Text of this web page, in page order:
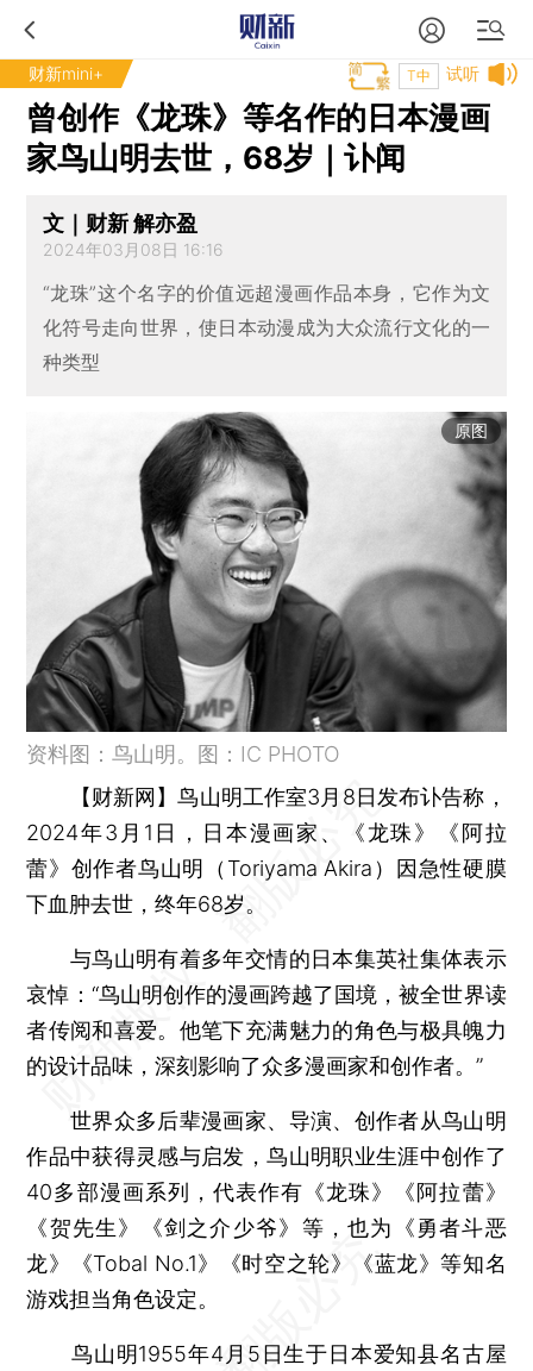
财新mini+ 试听
T中
曾创作《龙珠》等名作的日本漫画
家鸟山明去世，68岁｜讣闻
文｜财新 解亦盈
2024年03月08日 16:16
“龙珠”这个名字的价值远超漫画作品本身，它作为文
化符号走向世界，使日本动漫成为大众流行文化的一
种类型
原图
资料图：鸟山明。图：IC PHOTO
【财新网】鸟山明工作室3月8日发布讣告称，
2024年3月1日，日本漫画家、《龙珠》《阿拉
蕾》创作者鸟山明（Toriyama Akira）因急性硬膜
下血肿去世，终年68岁。
与鸟山明有着多年交情的日本集英社集体表示
哀悼：“鸟山明创作的漫画跨越了国境，被全世界读
者传阅和喜爱。他笔下充满魅力的角色与极具魄力
的设计品味，深刻影响了众多漫画家和创作者。”
世界众多后辈漫画家、导演、创作者从鸟山明
作品中获得灵感与启发，鸟山明职业生涯中创作了
40多部漫画系列，代表作有《龙珠》《阿拉蕾》
《贺先生》《剑之介少爷》等，也为《勇者斗恶
龙》《Tobal No.1》《时空之轮》《蓝龙》等知名
游戏担当角色设定。
鸟山明1955年4月5日生于日本爱知县名古屋